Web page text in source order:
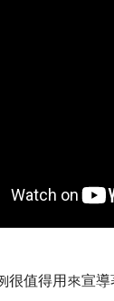
很值得用來宣